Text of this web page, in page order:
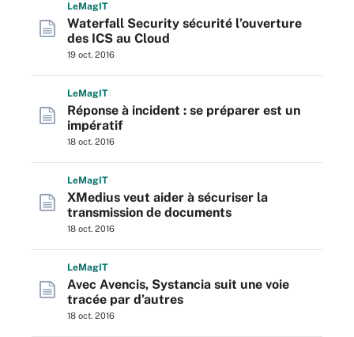
LeMagIT
Waterfall Security sécurité l’ouverture
des ICS au Cloud
19 oct. 2016
LeMagIT
Réponse à incident : se préparer est un
impératif
18 oct. 2016
LeMagIT
XMedius veut aider à sécuriser la
transmission de documents
18 oct. 2016
LeMagIT
Avec Avencis, Systancia suit une voie
tracée par d’autres
18 oct. 2016